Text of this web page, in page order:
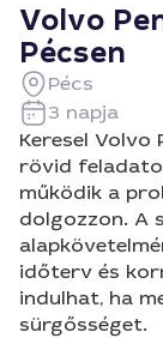
Volvo
Pécsen
Pécs
3 napja
Keresel Volvo
rövid
működik a
dolgozzon. A
időterv és
indulhat, ha
sürgősséget.